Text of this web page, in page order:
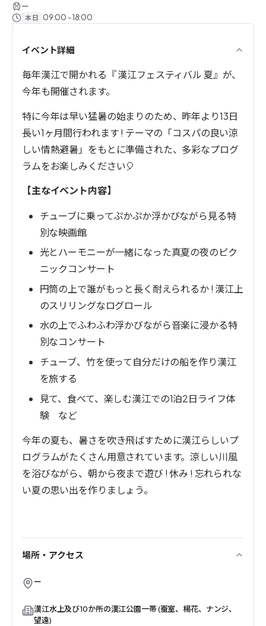
ー
本日 09:00 - 18:00
イベント詳細
毎年漢江で開かれる『 漢江フェスティバル 夏』が、
今年も開催されます。
特に今年は早い猛暑の始まりのため、昨年より13日
長い1ヶ月間行われます ! テーマの「コスパの良い涼
しい情熱避暑」をもとに準備された、多彩なプログ
ラムをお楽しみください🎈
【主なイベント内容】
チューブに乗ってぷかぷか浮かびながら見る特
別な映画館
光とハーモニーが一緒になった真夏の夜のピク
ニックコンサート
円筒の上で誰がもっと長く耐えられるか ! 漢江上
のスリリングなログロール
水の上でふわふわ浮かびながら音楽に浸かる特
別なコンサート
チューブ、竹を使って自分だけの船を作り漢江
を旅する
見て、食べて、楽しむ漢江での1泊2日ライフ体
験 など
今年の夏も、 暑さを吹き飛ばすために漢江らしいプ
ログラムがたくさん用意されています。涼しい川風
を浴びながら、朝から夜まで遊び ! 休み ! 忘れられな
い夏の思い出を作りましょう。
場所・アクセス
ー
漢江水上及び10か所の漢江公園一帯 (蚕室、楊花、ナンジ、
望遠)